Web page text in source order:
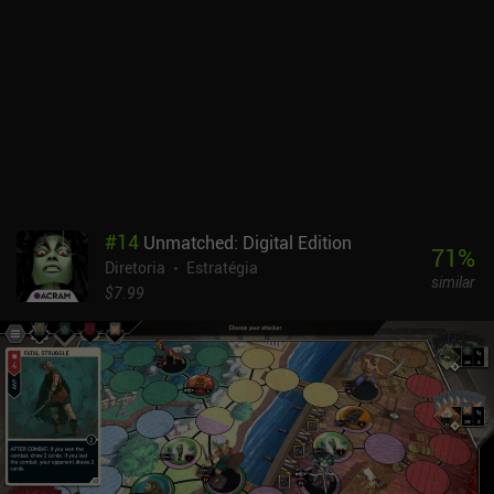
facções e opções de IA. No geral, o Root é um excelente jogo de
estratégia com horas de entretenimento para qualquer fã do
gênero.
#14 Unmatched: Digital Edition
Diretoria
Estratégia
$7.99
71%
similar